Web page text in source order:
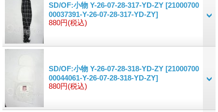
SD/OF:小物 Y-26-07-28-317-YD-ZY [21000700
00037391-Y-26-07-28-317-YD-ZY]
880円(税込)
SD/OF:小物 Y-26-07-28-318-YD-ZY [21000700
00044061-Y-26-07-28-318-YD-ZY]
880円(税込)